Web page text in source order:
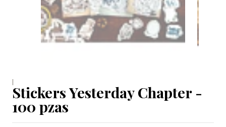
|
Stickers Yesterday Chapter -
100 pzas